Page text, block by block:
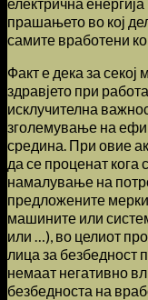
прашањето во кој
самите вработени
Факт е дека за
здравјето при
исклучителна
зголемување на
средина. При овие
да се проценат
намалување на
предложените
машините или
или …), во целиот
лица за безбедност
немаат негативно
безбедноста на